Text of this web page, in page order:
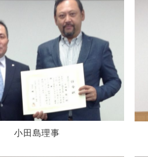
小田島理事